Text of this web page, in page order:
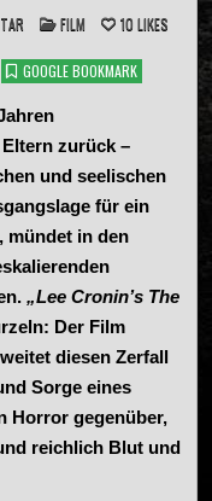
ZU
FILMKRITIK
LEE
CRONIN’S
MUMMY
POSTED
IN
FILM 10 LIKES
GOOGLE BOOKMARK
zurück –
und seelischen
für ein
mündet in den
„Lee Cronin’s The
Der Film
diesen Zerfall
Sorge eines
Horror gegenüber,
reichlich Blut und